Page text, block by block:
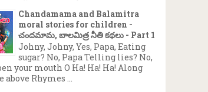
Chandamama and Balamitra
moral stories for children -
చందమామ, బాలమిత్ర నీతి కథలు - Part 1
Johny, Johny, Yes, Papa, Eating
sugar? No, Papa Telling lies? No,
your mouth O Ha! Ha! Ha! Along
Rhymes ...